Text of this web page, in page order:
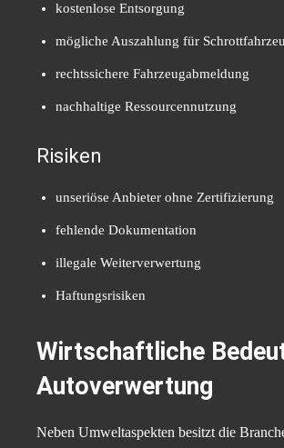
kostenlose Entsorgung
mögliche Auszahlung für
rechtssichere Fahrzeugabmeldung
nachhaltige Ressourcennutzung
Risiken
unseriöse Anbieter ohne Zertifizierung
fehlende Dokumentation
illegale Weiterverwertung
Haftungsrisiken
Wirtschaftliche
Autoverwertung
Neben Umweltaspekten besitzt die